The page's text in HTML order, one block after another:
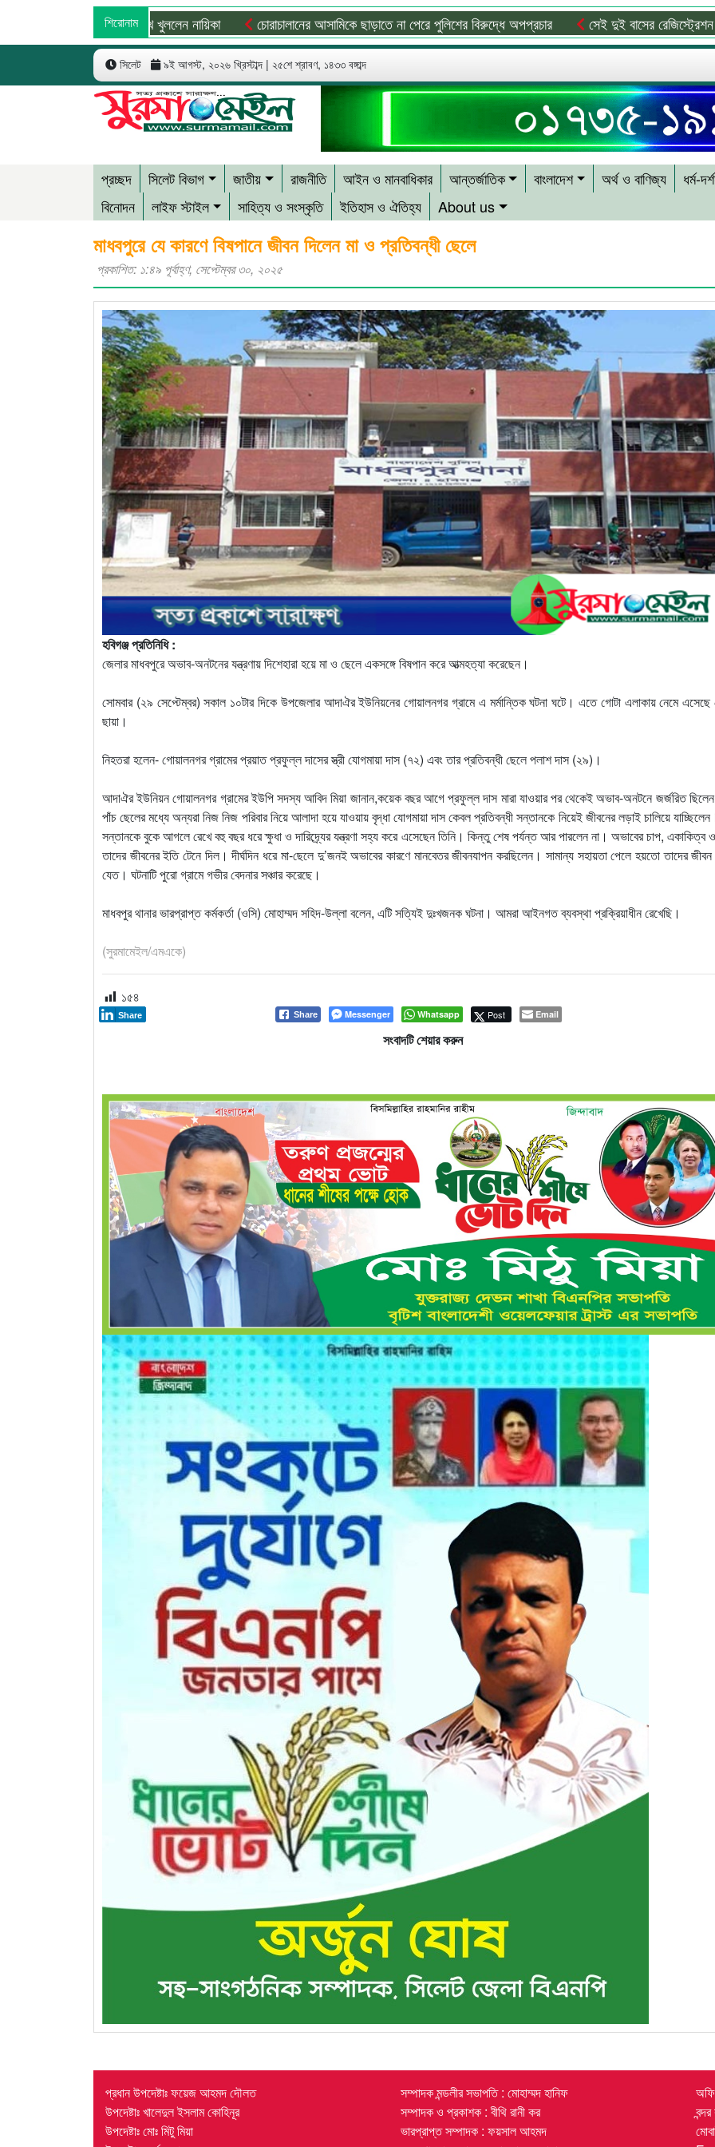
শিরোনাম
দাবি রাজসাক্ষীর, মুখ খুললেন নায়িকা চোরাচালানের আসামিকে ছাড়াতে না পেরে পুলিশের বিরুদ্ধে অপপ্রচার সেই দুই বাসের রেজিস্ট্রেশন বাতিল,
সিলেট ৯ই আগস্ট, ২০২৬ খ্রিস্টাব্দ | ২৫শে শ্রাবণ, ১৪৩৩ বঙ্গাব্দ
প্রচ্ছদ সিলেট বিভাগ জাতীয় রাজনীতি আইন ও মানবাধিকার আন্তর্জাতিক বাংলাদেশ অর্থ ও বাণিজ্য ধর্ম-
বিনোদন
লাইফ স্টাইল সাহিত্য ও সংস্কৃতি ইতিহাস ও ঐতিহ্য About us
মাধবপুরে যে কারণে বিষপানে জীবন দিলেন মা ও প্রতিবন্ধী ছেলে
প্রকাশিত: ১:৪৯ পূর্বাহ্ণ, সেপ্টেম্বর ৩০, ২০২৫
হবিগঞ্জ প্রতিনিধি :
জেলার মাধবপুরে অভাব-অনটনের যন্ত্রণায় দিশেহারা হয়ে মা ও ছেলে একসঙ্গে বিষপান করে আত্মহত্যা করেছেন।
সোমবার (২৯ সেপ্টেম্বর) সকাল ১০টার দিকে উপজেলার আদাঐর ইউনিয়নের গোয়ালনগর গ্রামে এ মর্মান্তিক ঘটনা ঘটে। এতে গোটা এলাকায় নেমে
ছায়া।
নিহতরা হলেন- গোয়ালনগর গ্রামের প্রয়াত প্রফুল্ল দাসের স্ত্রী যোগমায়া দাস (৭২) এবং তার প্রতিবন্ধী ছেলে পলাশ দাস (২৯)।
আদাঐর ইউনিয়ন গোয়ালনগর গ্রামের ইউপি সদস্য আবিদ মিয়া জানান,কয়েক বছর আগে প্রফুল্ল দাস মারা যাওয়ার পর থেকেই অভাব-অনটনে জর্জরিত ছিলেন
পাঁচ ছেলের মধ্যে অন্যরা নিজ নিজ পরিবার নিয়ে আলাদা হয়ে যাওয়ায় বৃদ্ধা যোগমায়া দাস কেবল প্রতিবন্ধী সন্তানকে নিয়েই জীবনের লড়াই চালিয়ে
সন্তানকে বুকে আগলে রেখে বহু বছর ধরে ক্ষুধা ও দারিদ্র্যের যন্ত্রণা সহ্য করে এসেছেন তিনি। কিন্তু শেষ পর্যন্ত আর পারলেন না। অভাবের চাপ, একাকিত্ব
তাদের জীবনের ইতি টেনে দিল। দীর্ঘদিন ধরে মা-ছেলে দু’জনই অভাবের কারণে মানবেতর জীবনযাপন করছিলেন। সামান্য সহায়তা পেলে হয়তো তাদের জীবন
যেত। ঘটনাটি পুরো গ্রামে গভীর বেদনার সঞ্চার করেছে।
মাধবপুর থানার ভারপ্রাপ্ত কর্মকর্তা (ওসি) মোহাম্মদ সহিদ-উল্লা বলেন, এটি সত্যিই দুঃখজনক ঘটনা। আমরা আইনগত ব্যবস্থা প্রক্রিয়াধীন রেখেছি।
(সুরমামেইল/এমএকে)
১৫৪
Share Messenger Whatsapp Post
Share Email
সংবাদটি শেয়ার করুন
প্রধান উপদেষ্টাঃ ফয়েজ আহমদ দৌলত
উপদেষ্টাঃ খালেদুল ইসলাম কোহিনূর
উপদেষ্টাঃ মোঃ মিটু মিয়া
সম্পাদক মন্ডলীর সভাপতি : মোহাম্মদ হানিফ
সম্পাদক ও প্রকাশক : বীথি রানী কর
ভারপ্রাপ্ত সম্পাদক : ফয়সাল আহমদ